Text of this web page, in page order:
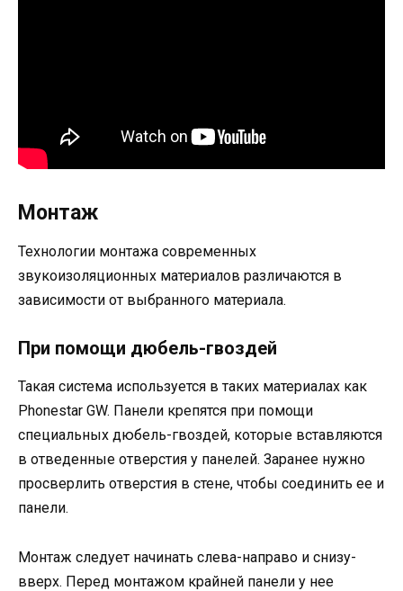
Монтаж
Технологии монтажа современных
звукоизоляционных материалов различаются в
зависимости от выбранного материала.
При помощи дюбель-гвоздей
Такая система используется в таких материалах как
Phonestar GW. Панели крепятся при помощи
специальных дюбель-гвоздей, которые вставляются
в отведенные отверстия у панелей. Заранее нужно
просверлить отверстия в стене, чтобы соединить ее и
панели.
Монтаж следует начинать слева-направо и снизу-
вверх. Перед монтажом крайней панели у нее